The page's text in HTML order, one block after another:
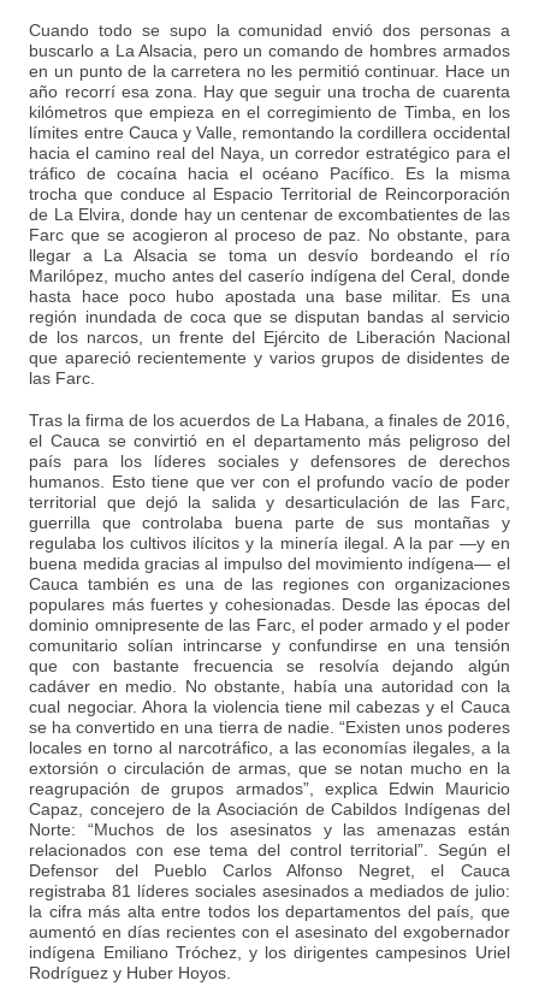
Cuando todo se supo la comunidad envió dos personas a
buscarlo a La Alsacia, pero un comando de hombres armados
en un punto de la carretera no les permitió continuar. Hace un
año recorrí esa zona. Hay que seguir una trocha de cuarenta
kilómetros que empieza en el corregimiento de Timba, en los
límites entre Cauca y Valle, remontando la cordillera occidental
hacia el camino real del Naya, un corredor estratégico para el
tráfico de cocaína hacia el océano Pacífico. Es la misma
trocha que conduce al Espacio Territorial de Reincorporación
de La Elvira, donde hay un centenar de excombatientes de las
Farc que se acogieron al proceso de paz. No obstante, para
llegar a La Alsacia se toma un desvío bordeando el río
Marilópez, mucho antes del caserío indígena del Ceral, donde
hasta hace poco hubo apostada una base militar. Es una
región inundada de coca que se disputan bandas al servicio
de los narcos, un frente del Ejército de Liberación Nacional
que apareció recientemente y varios grupos de disidentes de
las Farc.
Tras la firma de los acuerdos de La Habana, a finales de 2016,
el Cauca se convirtió en el departamento más peligroso del
país para los líderes sociales y defensores de derechos
humanos. Esto tiene que ver con el profundo vacío de poder
territorial que dejó la salida y desarticulación de las Farc,
guerrilla que controlaba buena parte de sus montañas y
regulaba los cultivos ilícitos y la minería ilegal. A la par —y en
buena medida gracias al impulso del movimiento indígena— el
Cauca también es una de las regiones con organizaciones
populares más fuertes y cohesionadas. Desde las épocas del
dominio omnipresente de las Farc, el poder armado y el poder
comunitario solían intrincarse y confundirse en una tensión
que con bastante frecuencia se resolvía dejando algún
cadáver en medio. No obstante, había una autoridad con la
cual negociar. Ahora la violencia tiene mil cabezas y el Cauca
se ha convertido en una tierra de nadie. “Existen unos poderes
locales en torno al narcotráfico, a las economías ilegales, a la
extorsión o circulación de armas, que se notan mucho en la
reagrupación de grupos armados”, explica Edwin Mauricio
Capaz, concejero de la Asociación de Cabildos Indígenas del
Norte: “Muchos de los asesinatos y las amenazas están
relacionados con ese tema del control territorial”. Según el
Defensor del Pueblo Carlos Alfonso Negret, el Cauca
registraba 81 líderes sociales asesinados a mediados de julio:
la cifra más alta entre todos los departamentos del país, que
aumentó en días recientes con el asesinato del exgobernador
indígena Emiliano Tróchez, y los dirigentes campesinos Uriel
Rodríguez y Huber Hoyos.